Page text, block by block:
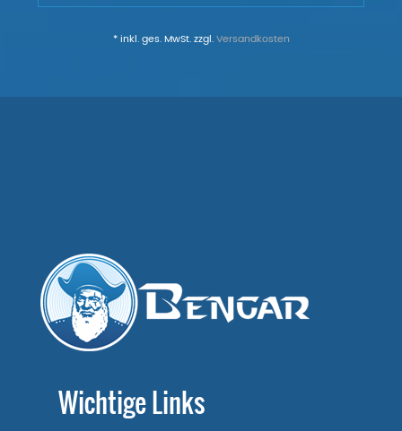
* inkl. ges. MwSt. zzgl.Versandkosten
Wichtige Links